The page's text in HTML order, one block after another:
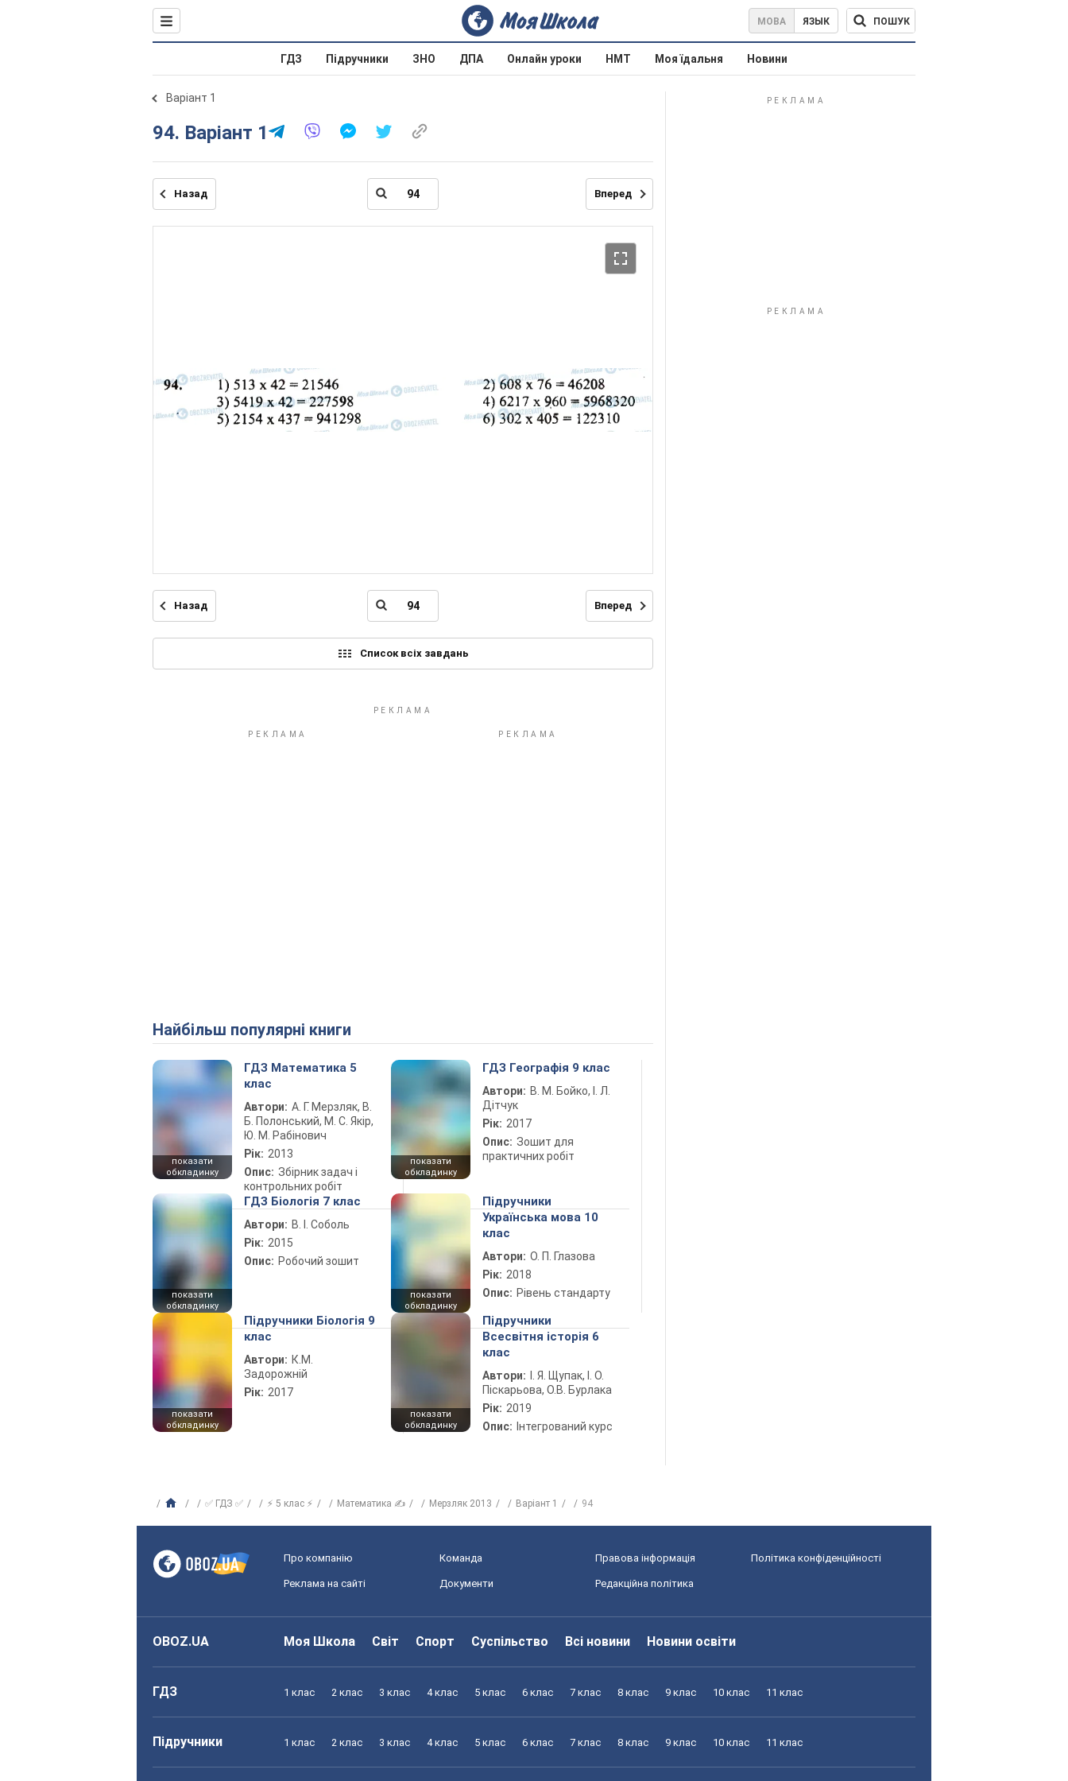
МОВА ЯЗЫК ПОШУК
ГДЗ Підручники ЗНО ДПА Онлайн уроки НМТ Моя їдальня Новини
Варіант 1
94. Варіант 1
Назад Вперед
Назад Вперед
Список всіх завдань
Найбільш популярні книги
показати
обкладинку
ГДЗ Математика 5
клас
Автори: А. Г. Мерзляк, В.
Б. Полонський, М. С. Якір,
Ю. М. Рабінович
Рік: 2013
Опис: Збірник задач і
контрольних робіт
показати
обкладинку
ГДЗ Географія 9 клас
Автори: В. М. Бойко, І. Л.
Дітчук
Рік: 2017
Опис: Зошит для
практичних робіт
показати
обкладинку
ГДЗ Біологія 7 клас
Автори: В. І. Соболь
Рік: 2015
Опис: Робочий зошит
показати
обкладинку
Підручники
Українська мова 10
клас
Автори: О. П. Глазова
Рік: 2018
Опис: Рівень стандарту
показати
обкладинку
Підручники Біологія 9
клас
Автори: К.М.
Задорожній
Рік: 2017
показати
обкладинку
Підручники
Всесвітня історія 6
клас
Автори:
І. Я. Щупак, І. О.
Піскарьова, О.В. Бурлака
Рік: 2019
Опис: Інтегрований курс
✅ ГДЗ ✅ ⚡ 5 клас ⚡ Математика ✍ Мерзляк 2013 Варіант 1 94
Про компанію Команда Правова інформація Політика конфіденційності
Реклама на сайті Документи Редакційна політика
OBOZ.UA Моя Школа Світ Спорт Суспільство Всі новини Новини освіти
ГДЗ 1 клас 2 клас 3 клас 4 клас 5 клас 6 клас 7 клас 8 клас 9 клас 10 клас 11 клас
Підручники 1 клас 2 клас 3 клас 4 клас 5 клас 6 клас 7 клас 8 клас 9 клас 10 клас 11 клас